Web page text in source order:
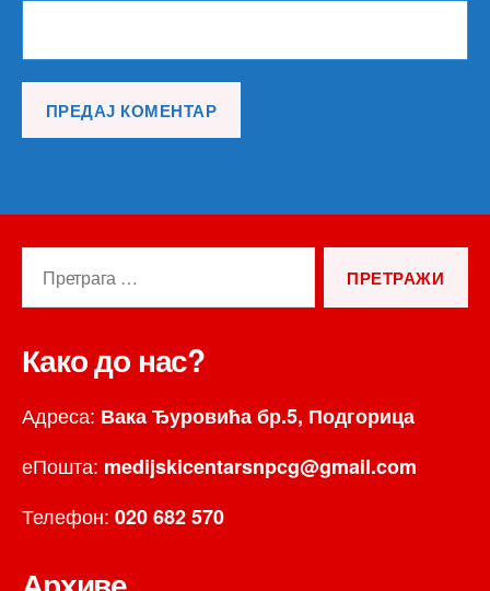
Како до нас?
Адреса: Вака Ђуровића бр.5, Подгорица
еПошта: medijskicentarsnpcg@gmail.com
Телефон: 020 682 570